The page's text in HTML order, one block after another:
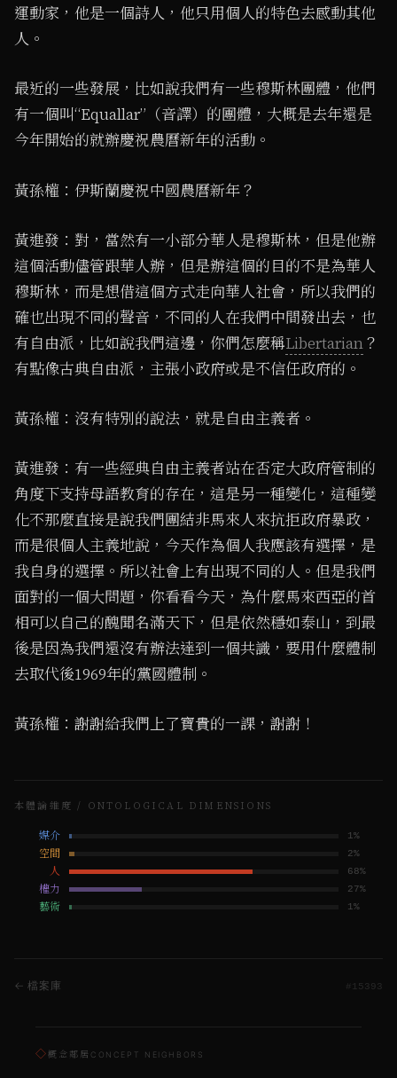
運動家，他是一個詩人，他只用個人的特色去感動其他
人。
最近的一些發展，比如說我們有一些穆斯林團體，他們
有一個叫“Equallar”（音譯）的團體，大概是去年還是
今年開始的就辦慶祝農曆新年的活動。
黃孫權：伊斯蘭慶祝中國農曆新年？
黃進發：對，當然有一小部分華人是穆斯林，但是他辦
這個活動儘管跟華人辦，但是辦這個的目的不是為華人
穆斯林，而是想借這個方式走向華人社會，所以我們的
確也出現不同的聲音，不同的人在我們中間發出去，也
有自由派，比如說我們這邊，你們怎麼稱Libertarian？
有點像古典自由派，主張小政府或是不信任政府的。
黃孫權：沒有特別的說法，就是自由主義者。
黃進發：有一些經典自由主義者站在否定大政府管制的
角度下支持母語教育的存在，這是另一種變化，這種變
化不那麼直接是說我們團結非馬來人來抗拒政府暴政，
而是很個人主義地說，今天作為個人我應該有選擇，是
我自身的選擇。所以社會上有出現不同的人。但是我們
面對的一個大問題，你看看今天，為什麼馬來西亞的首
相可以自己的醜聞名滿天下，但是依然穩如泰山，到最
後是因為我們還沒有辦法達到一個共識，要用什麼體制
去取代後1969年的黨國體制。
黃孫權：謝謝給我們上了寶貴的一課，謝謝！
本體論維度 / ONTOLOGICAL DIMENSIONS
媒介 1%
空間 2%
人 68%
權力 27%
藝術 1%
← 檔案庫 15393
◇概念鄰居 CONCEPT NEIGHBORS